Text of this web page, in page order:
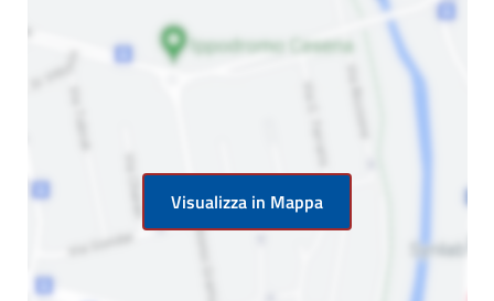
Visualizza in Mappa